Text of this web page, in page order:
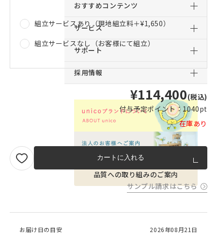
おすすめコンテンツ
サービス
サポート
採用情報
品質への取り組みのご案内
組立サービスあり（現地組立料＋¥1,650）
組立サービスなし（お客様にて組立）
¥114,400(税込)
付与予定ポイント： 1040pt
在庫あり
カートに入れる
サンプル請求はこちら
お届け日の目安
2026年08月21日